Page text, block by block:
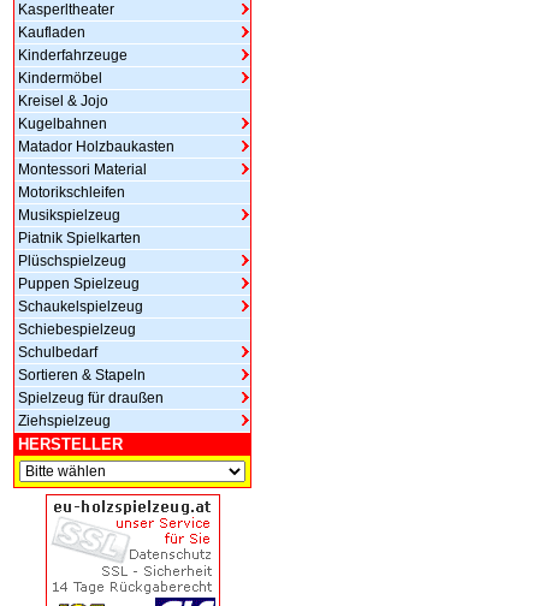
Kasperltheater
Kaufladen
Kinderfahrzeuge
Kindermöbel
Kreisel & Jojo
Kugelbahnen
Matador Holzbaukasten
Montessori Material
Motorikschleifen
Musikspielzeug
Piatnik Spielkarten
Plüschspielzeug
Puppen Spielzeug
Schaukelspielzeug
Schiebespielzeug
Schulbedarf
Sortieren & Stapeln
Spielzeug für draußen
Ziehspielzeug
HERSTELLER